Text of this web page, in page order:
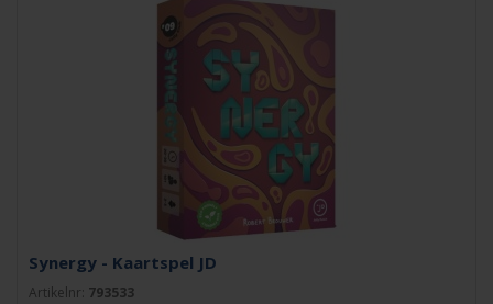
Synergy - Kaartspel JD
Artikelnr: 793533